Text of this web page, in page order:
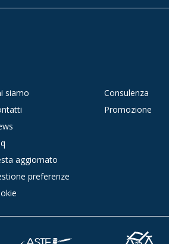
siamo
aggiornato
preferenze
Consulenza
Promozione